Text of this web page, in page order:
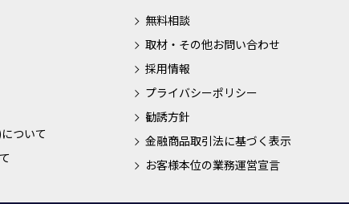
ついて
無料相談
取材・その他お問い合わせ
採用情報
プライバシーポリシー
勧誘方針
金融商品取引法に基づく表示
お客様本位の業務運営宣言